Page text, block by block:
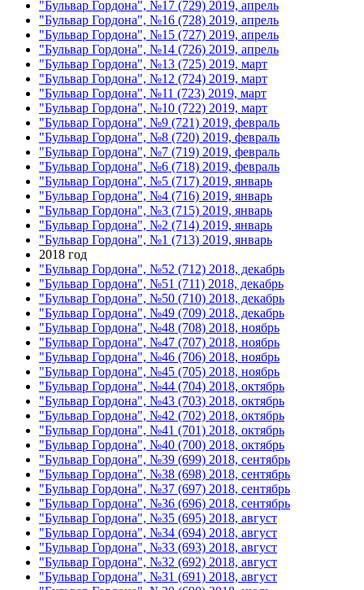
"Бульвар Гордона", №17 (729) 2019, апрель
"Бульвар Гордона", №16 (728) 2019, апрель
"Бульвар Гордона", №15 (727) 2019, апрель
"Бульвар Гордона", №14 (726) 2019, апрель
"Бульвар Гордона", №13 (725) 2019, март
"Бульвар Гордона", №12 (724) 2019, март
"Бульвар Гордона", №11 (723) 2019, март
"Бульвар Гордона", №10 (722) 2019, март
"Бульвар Гордона", №9 (721) 2019, февраль
"Бульвар Гордона", №8 (720) 2019, февраль
"Бульвар Гордона", №7 (719) 2019, февраль
"Бульвар Гордона", №6 (718) 2019, февраль
"Бульвар Гордона", №5 (717) 2019, январь
"Бульвар Гордона", №4 (716) 2019, январь
"Бульвар Гордона", №3 (715) 2019, январь
"Бульвар Гордона", №2 (714) 2019, январь
"Бульвар Гордона", №1 (713) 2019, январь
2018 год
"Бульвар Гордона", №52 (712) 2018, декабрь
"Бульвар Гордона", №51 (711) 2018, декабрь
"Бульвар Гордона", №50 (710) 2018, декабрь
"Бульвар Гордона", №49 (709) 2018, декабрь
"Бульвар Гордона", №48 (708) 2018, ноябрь
"Бульвар Гордона", №47 (707) 2018, ноябрь
"Бульвар Гордона", №46 (706) 2018, ноябрь
"Бульвар Гордона", №45 (705) 2018, ноябрь
"Бульвар Гордона", №44 (704) 2018, октябрь
"Бульвар Гордона", №43 (703) 2018, октябрь
"Бульвар Гордона", №42 (702) 2018, октябрь
"Бульвар Гордона", №41 (701) 2018, октябрь
"Бульвар Гордона", №40 (700) 2018, октябрь
"Бульвар Гордона", №39 (699) 2018, сентябрь
"Бульвар Гордона", №38 (698) 2018, сентябрь
"Бульвар Гордона", №37 (697) 2018, сентябрь
"Бульвар Гордона", №36 (696) 2018, сентябрь
"Бульвар Гордона", №35 (695) 2018, август
"Бульвар Гордона", №34 (694) 2018, август
"Бульвар Гордона", №33 (693) 2018, август
"Бульвар Гордона", №32 (692) 2018, август
"Бульвар Гордона", №31 (691) 2018, август